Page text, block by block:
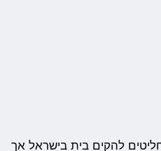
להקים בית בישראל אך